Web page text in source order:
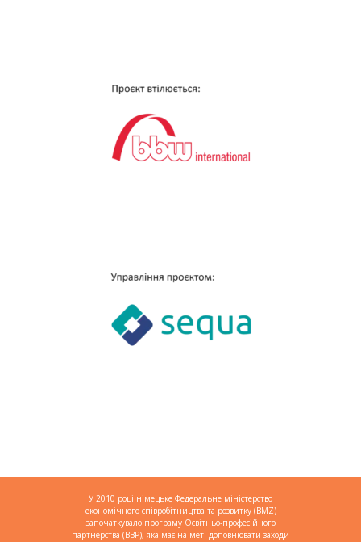
У 2010 році німецьке Федеральне міністерство
економічного співробітництва та розвитку (BMZ)
започаткувало програму Освітньо-професійного
партнерства (BBP), яка має на меті доповнювати заходи